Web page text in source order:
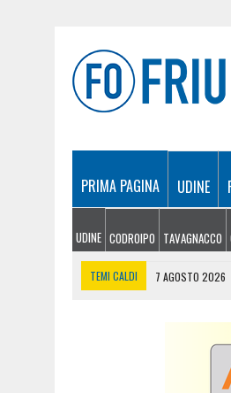
PRIMA PAGINA UDINE
UDINE CODROIPO TAVAGNACCO
TEMI CALDI 7 AGOSTO 2026
UN TAP, 10
ESTATE E
IL